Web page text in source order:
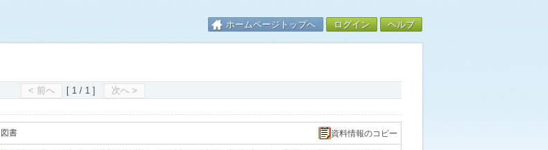
ホームページトップへ ログイン ヘルプ
< 前へ [ 1 / 1 ] 次へ >
図書 資料情報のコピー